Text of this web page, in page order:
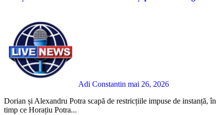
Adi Constantin mai 26, 2026
Dorian și Alexandru Potra scapă de restricțiile impuse de instanță, în
timp ce Horațiu Potra...